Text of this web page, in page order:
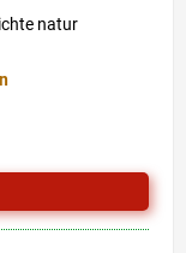
natur